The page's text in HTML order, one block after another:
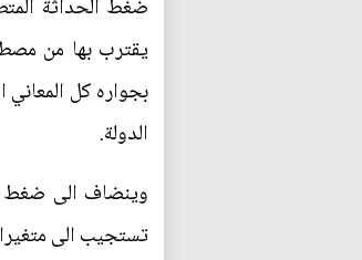
ضغط الحداثة
يقترب بها من
بجواره كل المعاني
الدولة.
وينضاف الى ضغط
تستجيب الى